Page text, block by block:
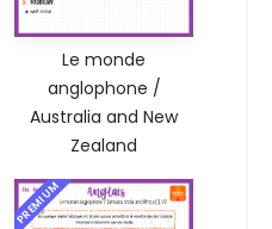
Le monde
anglophone /
Australia and New
Zealand
PREMIUM